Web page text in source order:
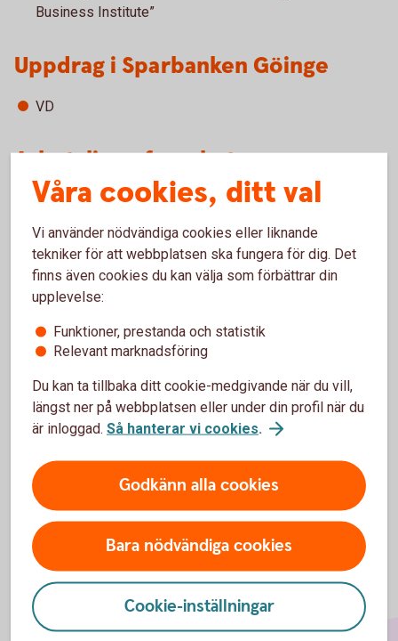
Business Institute”
Uppdrag i Sparbanken Göinge
VD
Arbetslivserfarenhet
VD, Sparbanken Göinge AB sedan 2020
Distriktschef Södra Halland, SEB 2008—2010
Distriktschef Blekinge/Östra Skåne, SEB 2001—2008
Kontorschef Hässleholm, SEB 2000—2001
Olika roller i Föreningsbanken/ FöreningsSparbanken
och Swedbank, 1986—2000
Andra uppdrag
Har varit mentor för ”Mentor Sverige” och för
Våra cookies, ditt val
Vi använder nödvändiga cookies eller liknande
tekniker för att webbplatsen ska fungera för dig. Det
finns även cookies du kan välja som förbättrar din
upplevelse:
Funktioner, prestanda och statistik
Relevant marknadsföring
Du kan ta tillbaka ditt cookie-medgivande när du vill,
längst ner på webbplatsen eller under din profil när du
är inloggad. Så hanterar vi cookies.
Godkänn alla cookies
Bara nödvändiga cookies
Cookie-inställningar